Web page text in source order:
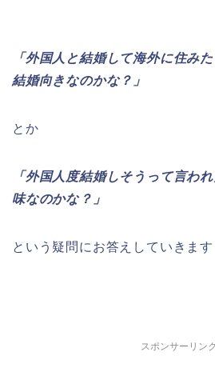
「外国人と結婚して海外に住み
結婚向きなのかな？」
とか
「外国人度結婚しそうって言わ
味なのかな？」
という疑問にお答えしていきます
スポンサーリンク